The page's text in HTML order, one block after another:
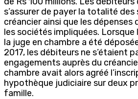
s’assurer de payer la totalité des
créancier ainsi que les dépenses
les sociétés impliquées.
la juge en chambre a été
2017, les débiteurs ne s’étaient
engagements auprès du
chambre avait alors agréé
hypothèque judiciaire sur deux
famille.